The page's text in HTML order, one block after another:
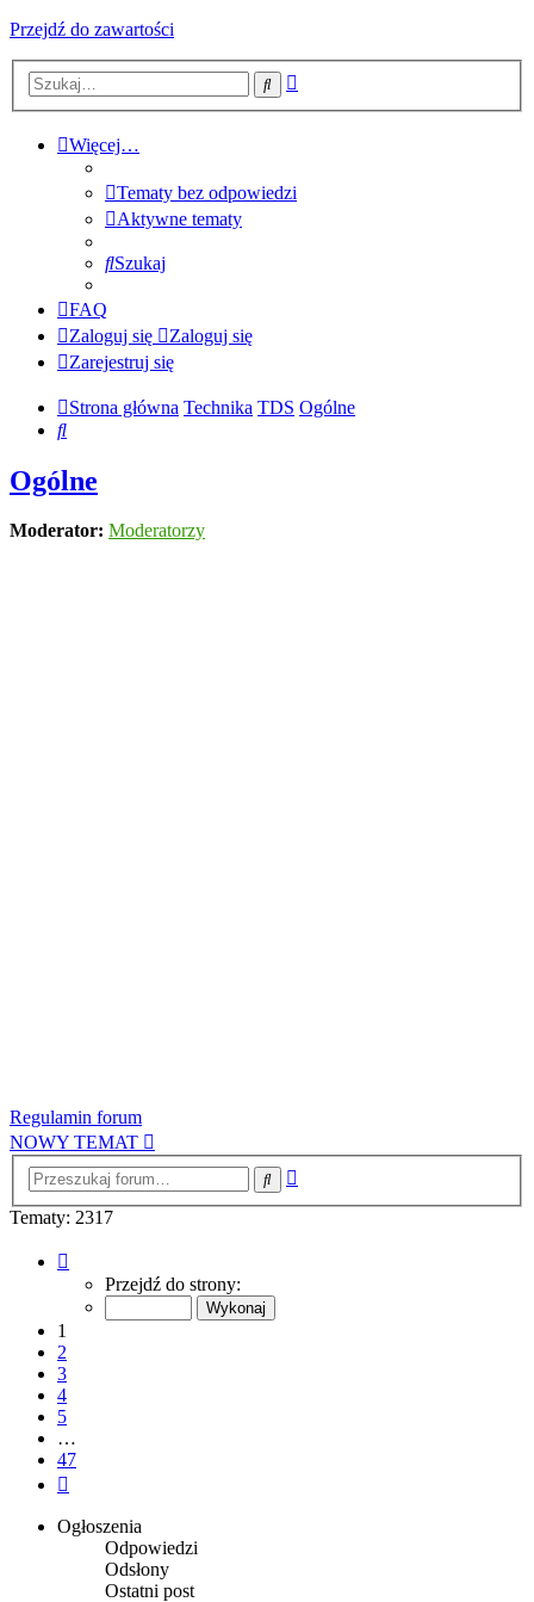
Przejdź do zawartości
Szukaj
Więcej…
Tematy bez odpowiedzi
Aktywne tematy
Szukaj
FAQ
Zaloguj się
Zaloguj się
Zarejestruj się
Strona główna Technika TDS Ogólne
Szukaj
Ogólne
Moderator: Moderatorzy
Regulamin forum
NOWY TEMAT
Szukaj
Tematy: 2317
Przejdź do strony:
1
2
3
4
5
…
47
Ogłoszenia
Odpowiedzi
Odsłony
Ostatni post